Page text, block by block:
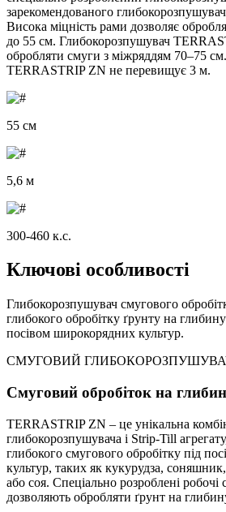
зарекомендованого
Висока міцність рами дозволяє
до 55 см. Глибокорозпушувач
обробляти смуги з міжряддям 70–75
TERRASTRIP ZN не перевищує 3 м.
55 см
5,6 м
300-460 к.с.
Ключові особливості
Глибокорозпушувач смугового
глибокого обробітку ґрунту на
посівом широкорядних культур.
СМУГОВИЙ ГЛИБОКОРОЗПУШУВАЧ
Смуговий обробіток на
TERRASTRIP ZN – це унікальна
глибокорозпушувача і Strip-Till
глибокого смугового обробітку під
культур, таких як кукурудза,
або соя. Спеціально розроблені робочі
дозволяють обробляти ґрунт на